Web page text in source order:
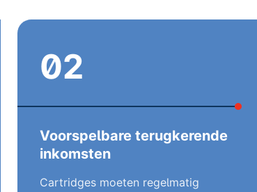
02
Voorspelbare terugkerende
inkomsten
Cartridges moeten regelmatig